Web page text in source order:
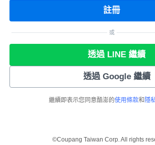
註冊
或
透過 LINE 繼續
透過 Google 繼續
繼續即表示您同意酷澎的使用條款和 隱
©Coupang Taiwan Corp. All rights